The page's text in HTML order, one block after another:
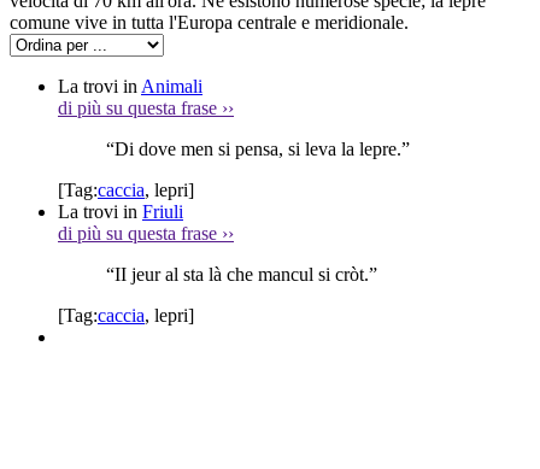
comune vive in tutta l'Europa centrale e meridionale.
La trovi in Animali
di più su questa frase ››
“Di dove men si pensa, si leva la lepre.”
[Tag:caccia, lepri]
La trovi in Friuli
di più su questa frase ››
“II jeur al sta là che mancul si cròt.”
[Tag:caccia, lepri]